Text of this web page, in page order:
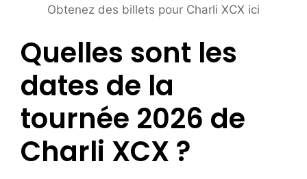
Obtenez des billets pour Charli XCX ici
Quelles sont les
dates de la
tournée 2026 de
Charli XCX ?